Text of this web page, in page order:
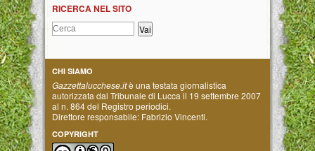
RICERCA NEL SITO
CHI SIAMO
Gazzettalucchese.itè una testata giornalistica
autorizzata dal Tribunale di Lucca il 19 settembre 2007
al n. 864 del Registro periodici.
Direttore responsabile: Fabrizio Vincenti.
COPYRIGHT